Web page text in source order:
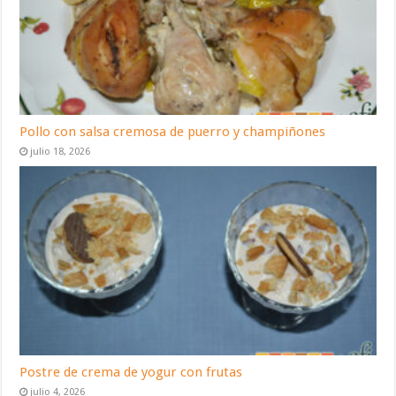
Pollo con salsa cremosa de puerro y champiñones
julio 18, 2026
Postre de crema de yogur con frutas
julio 4, 2026